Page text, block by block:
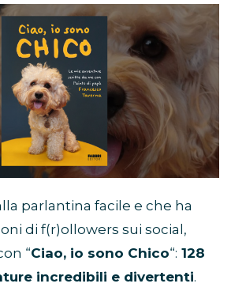
parlantina facile e che ha
di f(r)ollowers sui social,
“Ciao, io sono Chico“: 128
incredibili e divertenti.